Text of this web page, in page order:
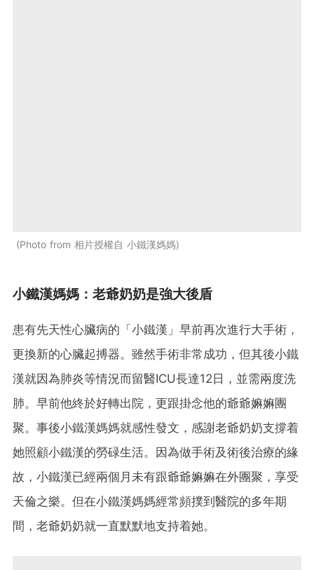
Photo from 相片授權自 小鐵漢媽媽
小鐵漢媽媽：老爺奶奶是強大後盾
患有先天性心臟病的「小鐵漢」早前再次進行大手術，
更換新的心臟起搏器。雖然手術非常成功，但其後小鐵
漢就因為肺炎等情況而留醫ICU長達12日，並需兩度洗
肺。早前他終於好轉出院，更跟掛念他的爺爺嫲嫲團
聚。事後小鐵漢媽媽就感性發文，感謝老爺奶奶支撐着
她照顧小鐵漢的勞碌生活。因為做手術及術後治療的緣
故，小鐵漢已經兩個月未有跟爺爺嫲嫲在外團聚，享受
天倫之樂。但在小鐵漢媽媽經常頻撲到醫院的多年期
間，老爺奶奶就一直默默地支持着她。